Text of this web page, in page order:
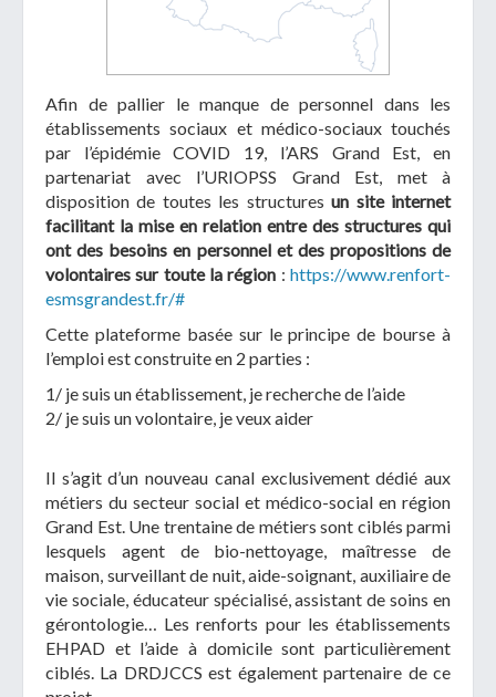
Afin de pallier le manque de personnel dans les
établissements sociaux et médico-sociaux touchés
par l’épidémie COVID 19, l’ARS Grand Est, en
partenariat avec l’URIOPSS Grand Est, met à
disposition de toutes les structuresun site internet
facilitant la mise en relation entre des structures qui
ont des besoins en personnel et des propositions de
volontaires sur toute la région :https://www.renfort-
esmsgrandest.fr/#
Cette plateforme basée sur le principe de bourse à
l’emploi est construite en 2 parties :
1/ je suis un établissement, je recherche de l’aide
2/ je suis un volontaire, je veux aider
Il s’agit d’un nouveau canal exclusivement dédié aux
métiers du secteur social et médico-social en région
Grand Est. Une trentaine de métiers sont ciblés parmi
lesquels agent de bio-nettoyage, maîtresse de
maison, surveillant de nuit, aide-soignant, auxiliaire de
vie sociale, éducateur spécialisé, assistant de soins en
gérontologie… Les renforts pour les établissements
EHPAD et l’aide à domicile sont particulièrement
ciblés. La DRDJCCS est également partenaire de ce